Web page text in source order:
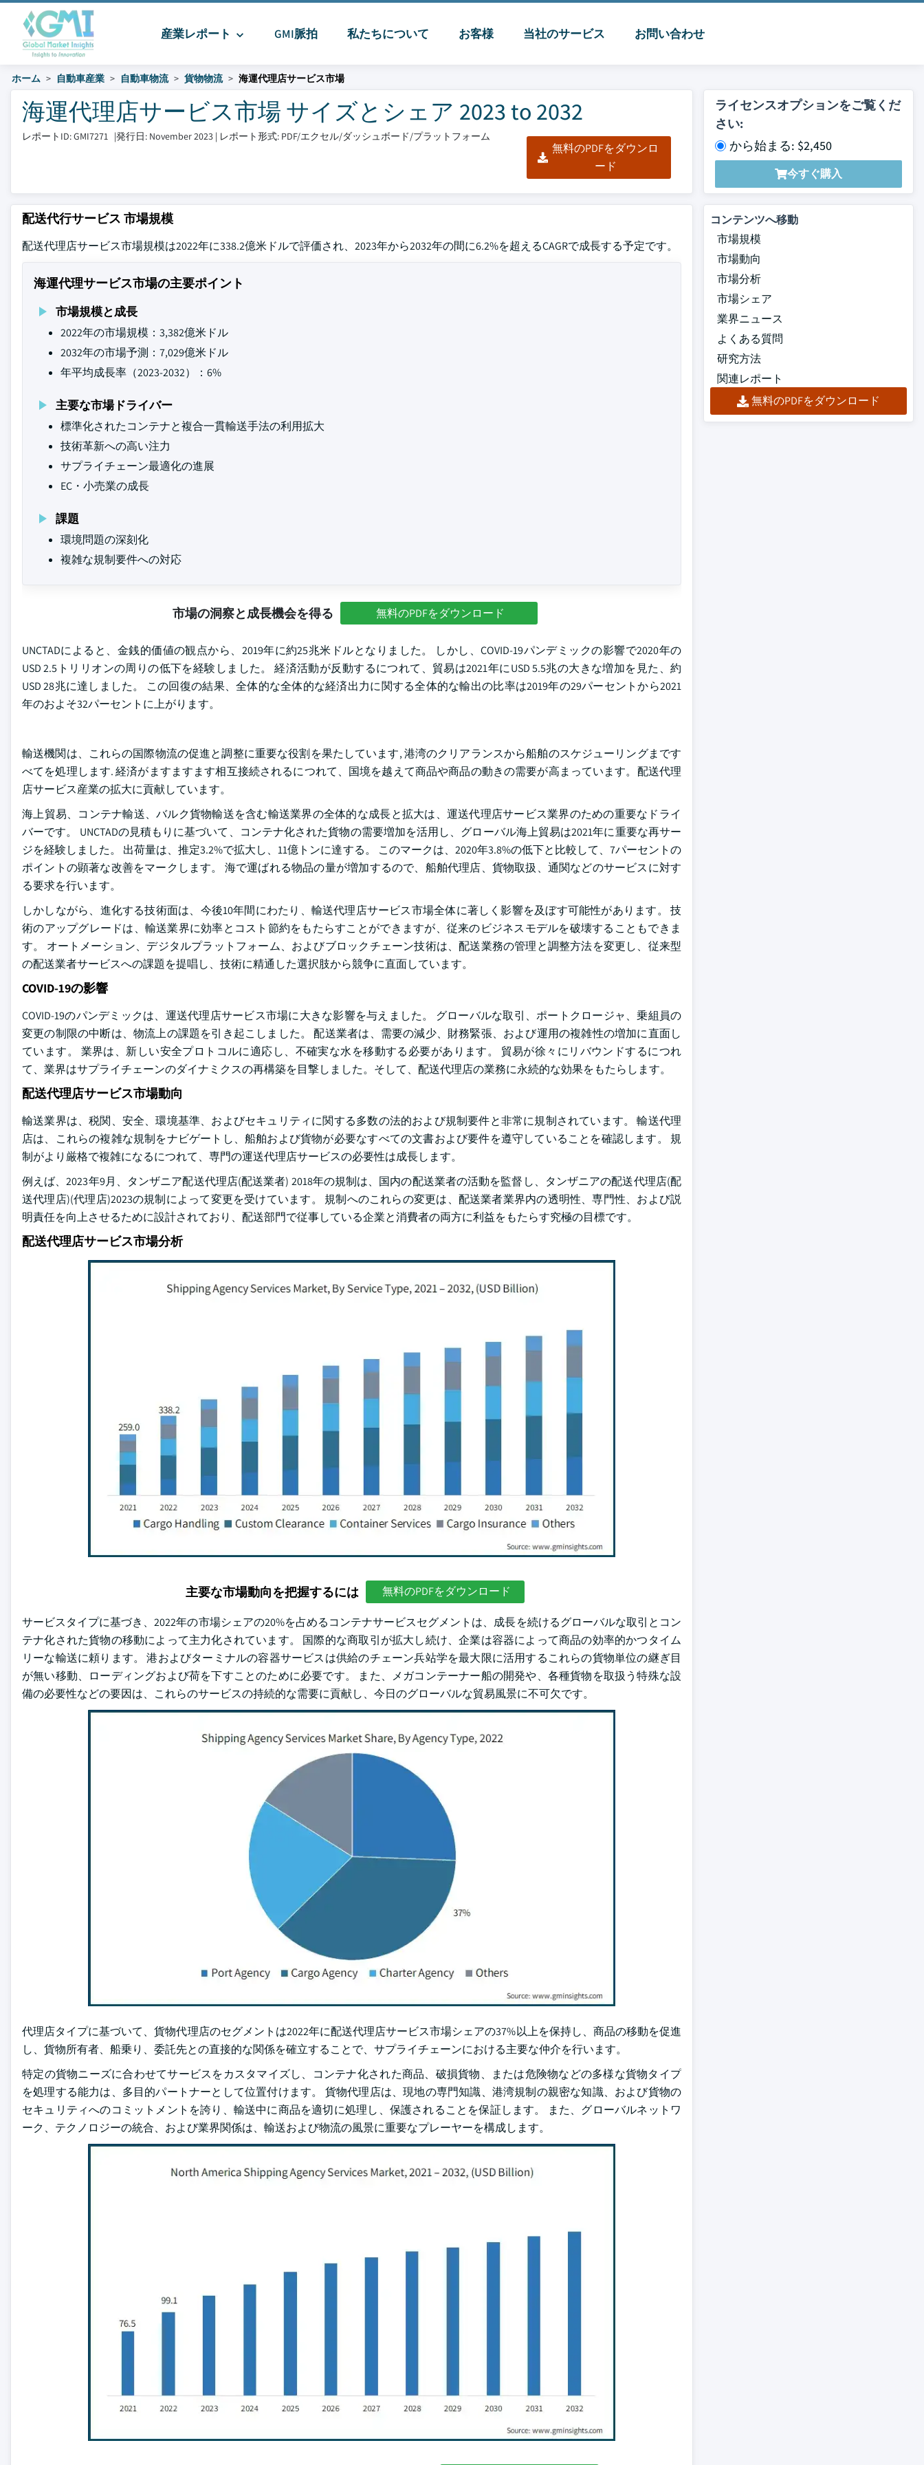
産業レポート GMI脈拍 私たちについて お客様 当社のサービス お問い合わせ
ホーム 自動車産業 自動車物流 貨物物流 海運代理店サービス市場
海運代理店サービス市場 サイズとシェア 2023 to 2032
レポートID: GMI7271 |発行日: November 2023 | レポート形式: PDF/エクセル/ダッシュボード/プラットフォーム
無料のPDFをダウンロ
ード
ライセンスオプションをご覧くだ
さい:
から始まる: $2,450
今すぐ購入
配送代行サービス 市場規模
配送代理店サービス市場規模は2022年に338.2億米ドルで評価され、2023年から2032年の間に6.2%を超えるCAGRで成長する予定です。
海運代理サービス市場の主要ポイント
市場規模と成長
2022年の市場規模：3,382億米ドル
2032年の市場予測：7,029億米ドル
年平均成長率（2023-2032）：6%
主要な市場ドライバー
標準化されたコンテナと複合一貫輸送手法の利用拡大
技術革新への高い注力
サプライチェーン最適化の進展
EC・小売業の成長
課題
環境問題の深刻化
複雑な規制要件への対応
市場の洞察と成長機会を得る 無料のPDFをダウンロード
UNCTADによると、金銭的価値の観点から、2019年に約25兆米ドルとなりました。 しかし、COVID-19パンデミックの影響で2020年の
USD 2.5トリリオンの周りの低下を経験しました。 経済活動が反動するにつれて、貿易は2021年にUSD 5.5兆の大きな増加を見た、約
USD 28兆に達しました。 この回復の結果、全体的な全体的な経済出力に関する全体的な輸出の比率は2019年の29パーセントから2021
年のおよそ32パーセントに上がります。
輸送機関は、これらの国際物流の促進と調整に重要な役割を果たしています, 港湾のクリアランスから船舶のスケジューリングまです
べてを処理します. 経済がますますます相互接続されるにつれて、国境を越えて商品や商品の動きの需要が高まっています。配送代理
店サービス産業の拡大に貢献しています。
海上貿易、コンテナ輸送、バルク貨物輸送を含む輸送業界の全体的な成長と拡大は、運送代理店サービス業界のための重要なドライ
バーです。 UNCTADの見積もりに基づいて、コンテナ化された貨物の需要増加を活用し、グローバル海上貿易は2021年に重要な再サー
ジを経験しました。 出荷量は、推定3.2%で拡大し、11億トンに達する。 このマークは、2020年3.8%の低下と比較して、7パーセントの
ポイントの顕著な改善をマークします。 海で運ばれる物品の量が増加するので、船舶代理店、貨物取扱、通関などのサービスに対す
る要求を行います。
しかしながら、進化する技術面は、今後10年間にわたり、輸送代理店サービス市場全体に著しく影響を及ぼす可能性があります。 技
術のアップグレードは、輸送業界に効率とコスト節約をもたらすことができますが、従来のビジネスモデルを破壊することもできま
す。 オートメーション、デジタルプラットフォーム、およびブロックチェーン技術は、配送業務の管理と調整方法を変更し、従来型
の配送業者サービスへの課題を提唱し、技術に精通した選択肢から競争に直面しています。
COVID-19の影響
COVID-19のパンデミックは、運送代理店サービス市場に大きな影響を与えました。 グローバルな取引、ポートクロージャ、乗組員の
変更の制限の中断は、物流上の課題を引き起こしました。 配送業者は、需要の減少、財務緊張、および運用の複雑性の増加に直面し
ています。 業界は、新しい安全プロトコルに適応し、不確実な水を移動する必要があります。 貿易が徐々にリバウンドするにつれ
て、業界はサプライチェーンのダイナミクスの再構築を目撃しました。そして、配送代理店の業務に永続的な効果をもたらします。
配送代理店サービス市場動向
輸送業界は、税関、安全、環境基準、およびセキュリティに関する多数の法的および規制要件と非常に規制されています。 輸送代理
店は、これらの複雑な規制をナビゲートし、船舶および貨物が必要なすべての文書および要件を遵守していることを確認します。 規
制がより厳格で複雑になるにつれて、専門の運送代理店サービスの必要性は成長します。
例えば、2023年9月、タンザニア配送代理店(配送業者) 2018年の規制は、国内の配送業者の活動を監督し、タンザニアの配送代理店(配
送代理店)(代理店)2023の規制によって変更を受けています。 規制へのこれらの変更は、配送業者業界内の透明性、専門性、および説
明責任を向上させるために設計されており、配送部門で従事している企業と消費者の両方に利益をもたらす究極の目標です。
配送代理店サービス市場分析
主要な市場動向を把握するには 無料のPDFをダウンロード
サービスタイプに基づき、2022年の市場シェアの20%を占めるコンテナサービスセグメントは、成長を続けるグローバルな取引とコン
テナ化された貨物の移動によって主力化されています。 国際的な商取引が拡大し続け、企業は容器によって商品の効率的かつタイム
リーな輸送に頼ります。 港およびターミナルの容器サービスは供給のチェーン兵站学を最大限に活用するこれらの貨物単位の継ぎ目
が無い移動、ローディングおよび荷を下すことのために必要です。 また、メガコンテーナー船の開発や、各種貨物を取扱う特殊な設
備の必要性などの要因は、これらのサービスの持続的な需要に貢献し、今日のグローバルな貿易風景に不可欠です。
代理店タイプに基づいて、貨物代理店のセグメントは2022年に配送代理店サービス市場シェアの37%以上を保持し、商品の移動を促進
し、貨物所有者、船乗り、委託先との直接的な関係を確立することで、サプライチェーンにおける主要な仲介を行います。
特定の貨物ニーズに合わせてサービスをカスタマイズし、コンテナ化された商品、破損貨物、または危険物などの多様な貨物タイプ
を処理する能力は、多目的パートナーとして位置付けます。 貨物代理店は、現地の専門知識、港湾規制の親密な知識、および貨物の
セキュリティへのコミットメントを誇り、輸送中に商品を適切に処理し、保護されることを保証します。 また、グローバルネットワ
ーク、テクノロジーの統合、および業界関係は、輸送および物流の風景に重要なプレーヤーを構成します。
コンテンツへ移動
市場規模
市場動向
市場分析
市場シェア
業界ニュース
よくある質問
研究方法
関連レポート
無料のPDFをダウンロード